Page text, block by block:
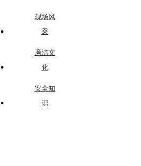
现场风
采
廉洁文
化
安全知
识